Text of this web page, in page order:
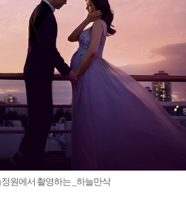
원에서 촬영하는 _하늘만삭